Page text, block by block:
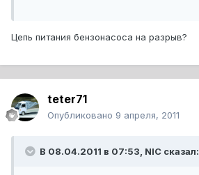
Цепь питания бензонасоса на разрыв?
teter71
Опубликовано 9 апреля, 2011
В 08.04.2011 в 07:53, NIC сказал: